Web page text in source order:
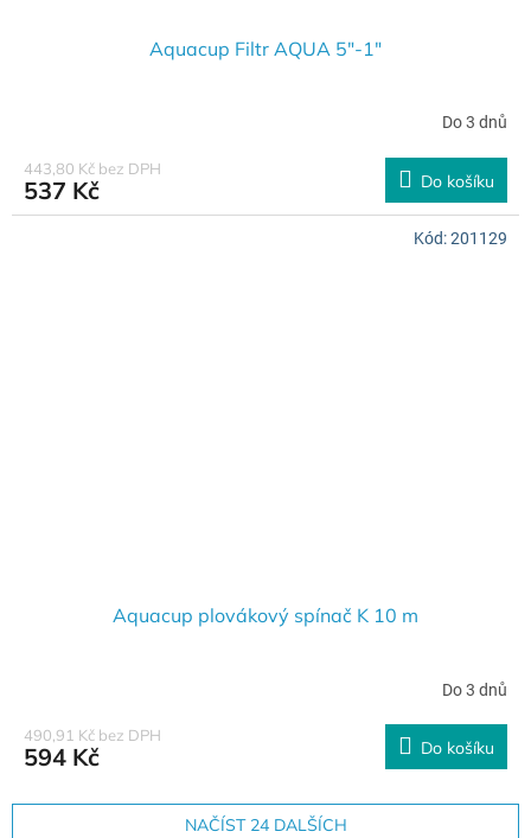
Aquacup Filtr AQUA 5"-1"
Do 3 dnů
443,80 Kč bez DPH
537 Kč Do košíku
Aquacup plovákový spínač K 10 m
Do 3 dnů
490,91 Kč bez DPH
594 Kč Do košíku
Kód:201129
NAČÍST 24 DALŠÍCH